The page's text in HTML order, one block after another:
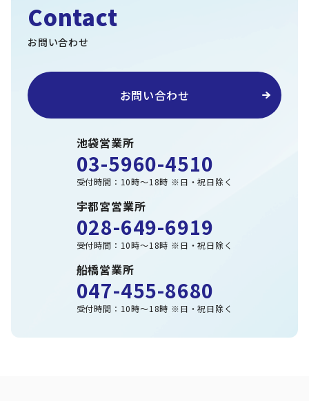
Contact
お問い合わせ
お問い合わせ
池袋営業所
03-5960-4510
受付時間：10時～18時 ※日・祝日除く
宇都宮営業所
028-649-6919
受付時間：10時～18時 ※日・祝日除く
船橋営業所
047-455-8680
受付時間：10時～18時 ※日・祝日除く